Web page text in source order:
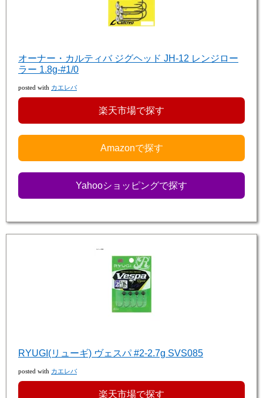
オーナー・カルティバ ジグヘッド JH-12 レンジロー
ラー 1.8g-#1/0
posted with カエレバ
楽天市場で探す
Amazonで探す
Yahooショッピングで探す
RYUGI(リューギ) ヴェスパ #2-2.7g SVS085
posted with カエレバ
楽天市場で探す